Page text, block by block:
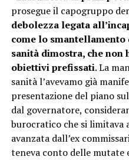
prosegue il capogruppo
debolezza legata
come lo
sanità dimostra, che
obiettivi prefissati. La
sanità l’avevamo già
presentazione del piano
dal governatore,
burocratico che si limitava
avanzata dall’ex
teneva conto delle mutate